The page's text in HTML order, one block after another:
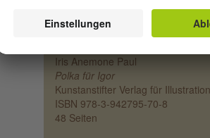
KUNSTANSTIFTER
Iris Anemone Paul
Polka für Igor
Kunstanstifter Verlag für
ISBN 978-3-942795-70-8
48 Seiten